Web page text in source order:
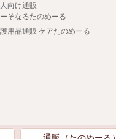
向け通販
そなるたのめーる
用品通販 ケアたのめーる